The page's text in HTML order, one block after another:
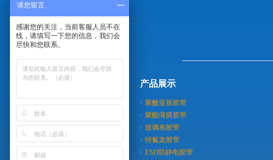
导航分类
关于我们
新闻动态
成功案例
产品展示
聚酰亚胺胶带
聚酯薄膜胶带
玻璃布胶带
特氟龙胶带
ESD防静电胶带
请您留言
感谢您的关注，当前客服人员不在
线，请填写一下您的信息，我们会
尽快和您联系。